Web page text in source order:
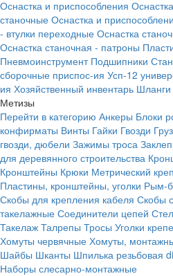
Оснастка и приспособления
станочные Оснастка и
- втулки переходные Оснастка
Оснастка станочная - патроны
Пневмоинструмент Подшипники
сборочные приспос-ия Усп-12
ия Хозяйственный инвентарь Шланги
Метизы
Перейти в категорию Анкеры Блоки
конфирматы Винты Гайки Гвозди
гвозди, дюбели Зажимы троса
для деревянного строительства
Кронштейны Крюки Метрический
Пластины, кронштейны, уголки Рым-
Скобы для крепления кабеля Скобы
такелажные Соединители цепей
Такелаж Талрепы Тросы Уголки
Хомуты червячные Хомуты,
Шайбы Шканты Шпилька резьбовая
Наборы слесарно-монтажные